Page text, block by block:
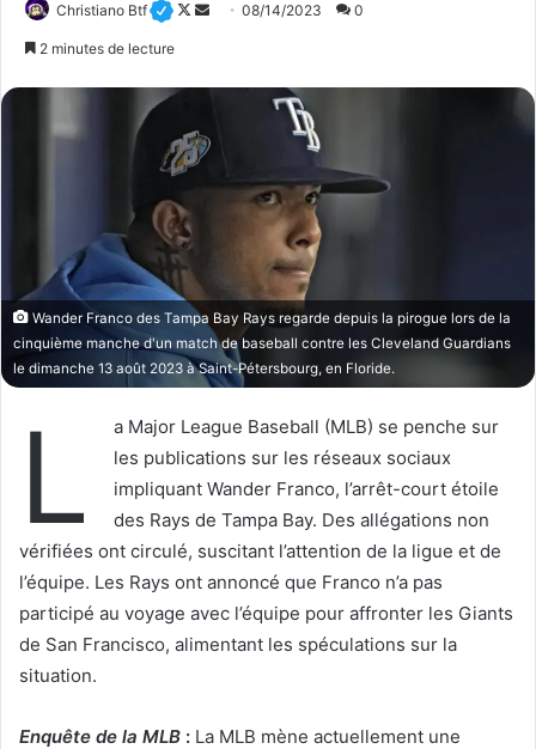
Christiano Btf
F
w
o
o
u
r
e
l
08/14/2023 0
2 minutes de lecture
Wander Franco des Tampa Bay Rays regarde depuis la pirogue lors de la
cinquième manche d'un match de baseball contre les Cleveland Guardians
le dimanche 13 août 2023 à Saint-Pétersbourg, en Floride.
L
a Major League Baseball (MLB) se penche sur
les publications sur les réseaux sociaux
impliquant Wander Franco, l’arrêt-court étoile
des Rays de Tampa Bay. Des allégations non
vérifiées ont circulé, suscitant l’attention de la ligue et de
l’équipe. Les Rays ont annoncé que Franco n’a pas
participé au voyage avec l’équipe pour affronter les Giants
de San Francisco, alimentant les spéculations sur la
situation.
Enquête de la MLB : La MLB mène actuellement une